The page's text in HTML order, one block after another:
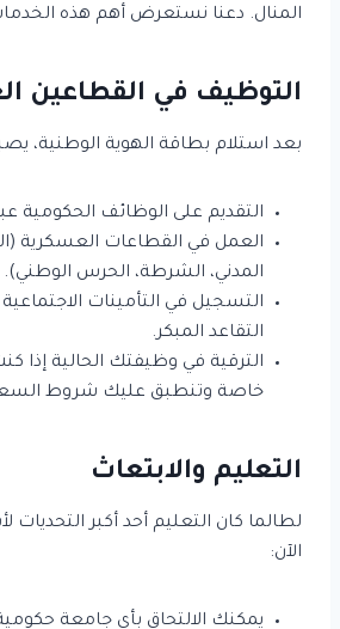
المنال. دعنا نستعرض أهم هذه
التوظيف في القطاعين
بعد استلام بطاقة الهوية الوطنية،
التقديم على الوظائف الحكومية
العمل في القطاعات العسكرية
المدني، الشرطة، الحرس الوطني).
التسجيل في التأمينات
التقاعد المبكر.
الترقية في وظيفتك الحالية إذا
خاصة وتنطبق عليك شروط
التعليم والابتعاث
لطالما كان التعليم أحد أكبر التحديات
الآن:
يمكنك الالتحاق بأي جامعة